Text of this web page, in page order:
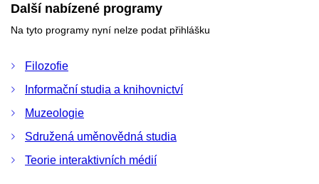
Další nabízené programy
Na tyto programy nyní nelze podat přihlášku
Filozofie
Informační studia a knihovnictví
Muzeologie
Sdružená uměnovědná studia
Teorie interaktivních médií